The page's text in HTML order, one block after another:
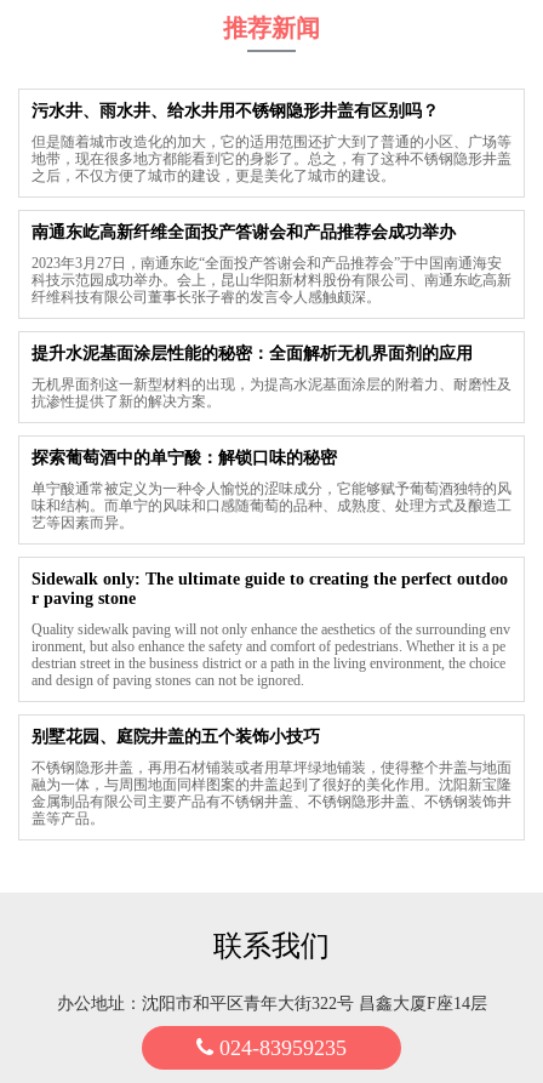
推荐新闻
污水井、雨水井、给水井用不锈钢隐形井盖有区别吗？
但是随着城市改造化的加大，它的适用范围还扩大到了普通的小区、广场等
地带，现在很多地方都能看到它的身影了。总之，有了这种不锈钢隐形井盖
之后，不仅方便了城市的建设，更是美化了城市的建设。
南通东屹高新纤维全面投产答谢会和产品推荐会成功举办
2023年3月27日，南通东屹“全面投产答谢会和产品推荐会”于中国南通海安
科技示范园成功举办。会上，昆山华阳新材料股份有限公司、南通东屹高新
纤维科技有限公司董事长张子睿的发言令人感触颇深。
提升水泥基面涂层性能的秘密：全面解析无机界面剂的应用
无机界面剂这一新型材料的出现，为提高水泥基面涂层的附着力、耐磨性及
抗渗性提供了新的解决方案。
探索葡萄酒中的单宁酸：解锁口味的秘密
单宁酸通常被定义为一种令人愉悦的涩味成分，它能够赋予葡萄酒独特的风
味和结构。而单宁的风味和口感随葡萄的品种、成熟度、处理方式及酿造工
艺等因素而异。
Sidewalk only: The ultimate guide to creating the perfect outdoo
r paving stone
Quality sidewalk paving will not only enhance the aesthetics of the surrounding env
ironment, but also enhance the safety and comfort of pedestrians. Whether it is a pe
destrian street in the business district or a path in the living environment, the choice
and design of paving stones can not be ignored.
别墅花园、庭院井盖的五个装饰小技巧
不锈钢隐形井盖，再用石材铺装或者用草坪绿地铺装，使得整个井盖与地面
融为一体，与周围地面同样图案的井盖起到了很好的美化作用。沈阳新宝隆
金属制品有限公司主要产品有不锈钢井盖、不锈钢隐形井盖、不锈钢装饰井
盖等产品。
联系我们
办公地址：沈阳市和平区青年大街322号 昌鑫大厦F座14层
024-83959235